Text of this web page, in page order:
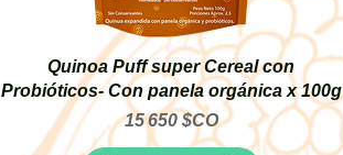
Quinoa Puff super Cereal con
Probióticos- Con panela orgánica x 100g
Prix
15 650 $CO